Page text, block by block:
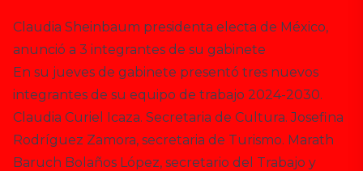
Claudia Sheinbaum presidenta electa de México,
anunció a 3 integrantes de su gabinete
En su jueves de gabinete presentó tres nuevos
integrantes de su equipo de trabajo 2024-2030.
Claudia Curiel Icaza. Secretaria de Cultura. Josefina
Rodríguez Zamora, secretaria de Turismo. Marath
Baruch Bolaños López, secretario del Trabajo y